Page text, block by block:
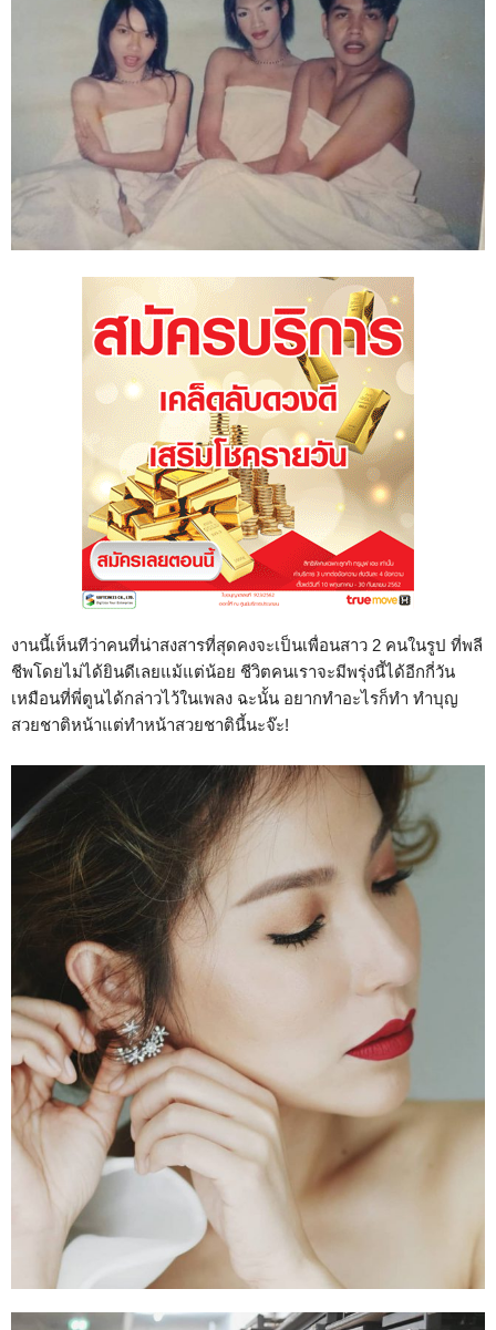
งานนี้เห็นทีว่าคนที่น่าสงสารที่สุดคงจะเป็นเพื่อนสาว 2 คนในรูป ที่พลี
ชีพโดยไม่ได้ยินดีเลยแม้แต่น้อย ชีวิตคนเราจะมีพรุ่งนี้ได้อีกกี่วัน
เหมือนที่พี่ตูนได้กล่าวไว้ในเพลง ฉะนั้น อยากทำอะไรก็ทำ ทำบุญ
สวยชาติหน้าแต่ทำหน้าสวยชาตินี้นะจ๊ะ!